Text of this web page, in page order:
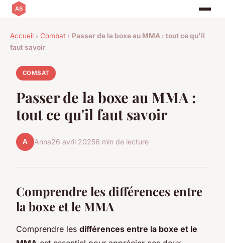
Accueil › Combat › Passer de la boxe au MMA : tout ce qu'il
faut savoir
COMBAT
Passer de la boxe au MMA :
tout ce qu'il faut savoir
A Anna26 avril 20256 min de lecture
Comprendre les différences entre
la boxe et le MMA
Comprendre les différences entre la boxe et le